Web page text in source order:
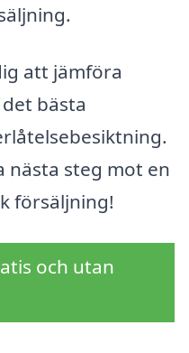
att jämföra
bästa
nästa steg mot en
försäljning!
och utan